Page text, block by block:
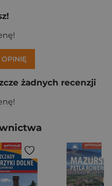
żadnych recenzji